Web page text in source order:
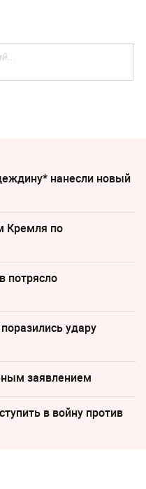
нанесли новый
Кремля по
потрясло
удару
заявлением
в войну против